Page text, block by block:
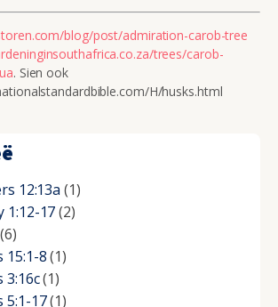
blog/post/admiration-carob-tree
trees/carob-
. Sien ook
H/husks.html
12:13a (1)
1:12-17(2)
(6)
15:1-8(1)
3:16c(1)
5:1-17(1)